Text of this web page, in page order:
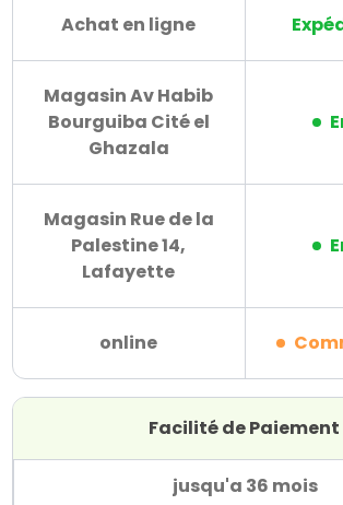
Achat en ligne
Magasin Av Habib
Bourguiba Cité el
Ghazala
Magasin Rue de la
Palestine 14,
Lafayette
online
Facilité de Paiement
jusqu'a 36 mois